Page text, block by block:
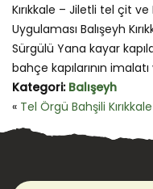
Kırıkkale – Jiletli tel çit
Uygulaması Balışeyh
Sürgülü Yana kayar
bahçe kapılarının imalatı
Kategori: Balışeyh
« Tel Örgü Bahşili Kırıkkale